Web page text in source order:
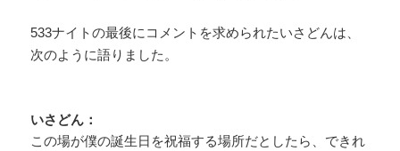
533ナイトの最後にコメントを求められたいさどんは、
次のように語りました。
いさどん：
この場が僕の誕生日を祝福する場所だとしたら、できれ